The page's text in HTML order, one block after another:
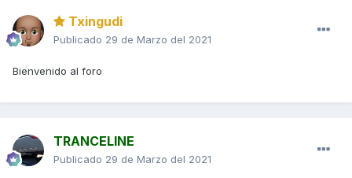
Txingudi
Publicado 29 de Marzo del 2021
Bienvenido al foro
TRANCELINE
Publicado 29 de Marzo del 2021